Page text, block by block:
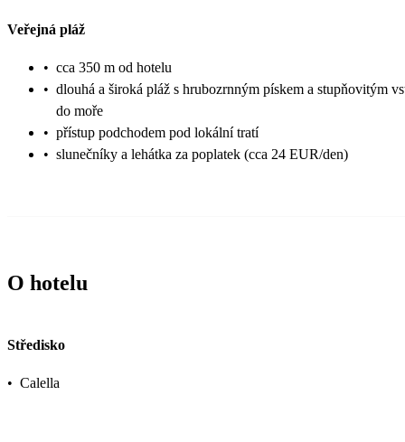
Veřejná pláž
• cca 350 m od hotelu
• dlouhá a široká pláž s hrubozrnným pískem a stupňovitým
do moře
• přístup podchodem pod lokální tratí
• slunečníky a lehátka za poplatek (cca 24 EUR/den)
O hotelu
Středisko
• Calella